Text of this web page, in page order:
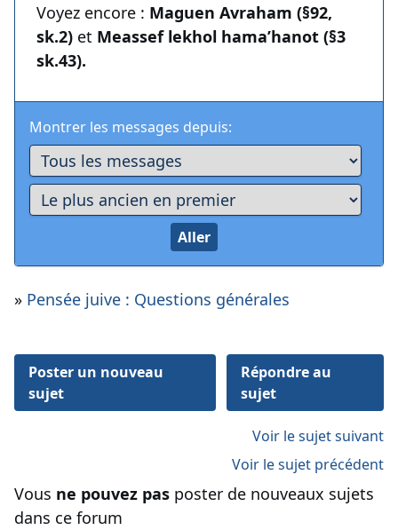
Voyez encore : Maguen Avraham (§92,
sk.2) et Meassef lekhol hama’hanot (§3
sk.43).
Montrer les messages depuis:
» Pensée juive : Questions générales
Poster un nouveau
sujet
Répondre au
sujet
Voir le sujet suivant
Voir le sujet précédent
Vous ne pouvez pas poster de nouveaux sujets
dans ce forum